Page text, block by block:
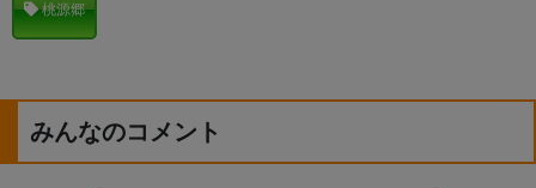
桃源郷
みんなのコメント